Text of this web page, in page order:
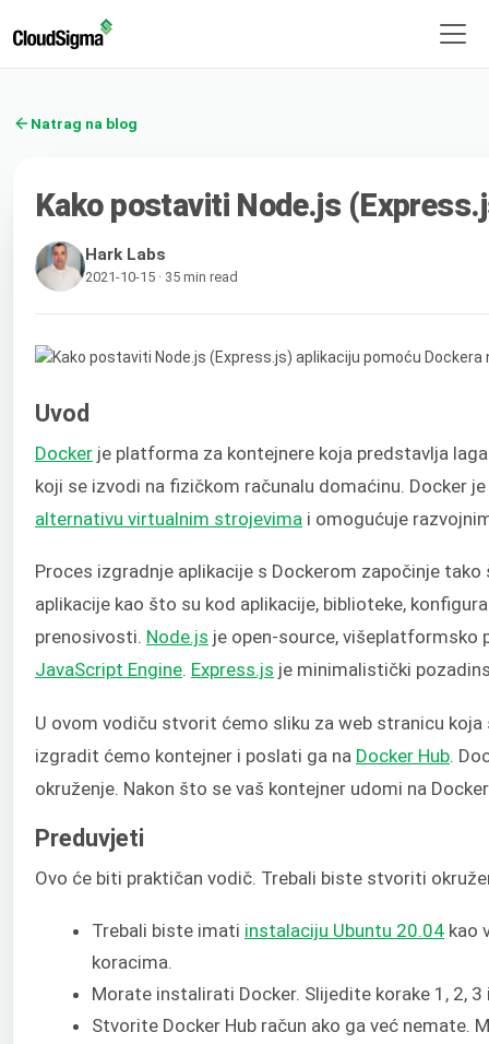
Natrag na blog
Kako postaviti Node.js
Hark Labs
2021-10-15 · 35 min read
Uvod
Docker je platforma za kontejnere koja predstavlja
koji se izvodi na fizičkom računalu domaćinu. Docker
alternativu virtualnim strojevima i omogućuje
Proces izgradnje aplikacije s Dockerom započinje
aplikacije kao što su kod aplikacije, biblioteke,
prenosivosti. Node.js je open-source, višeplatformsko
JavaScript Engine. Express.js je minimalistički
U ovom vodiču stvorit ćemo sliku za web stranicu
izgradit ćemo kontejner i poslati ga na Docker Hub .
okruženje. Nakon što se vaš kontejner udomi na
Preduvjeti
Ovo će biti praktičan vodič. Trebali biste stvoriti
Trebali biste imati instalaciju Ubuntu 20.04 kao
koracima.
Morate instalirati Docker. Slijedite korake 1, 2,
Stvorite Docker Hub račun ako ga već nemate.